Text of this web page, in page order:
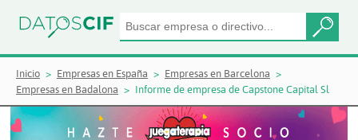
Inicio Empresas en España
Empresas en Barcelona
Empresas en Badalona
Informe de empresa de Capstone Capital Sl